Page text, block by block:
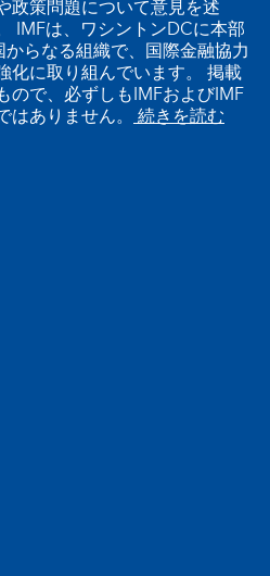
政策問題について意見を述
IMFは、ワシントンDCに本部
らなる組織で、国際金融協力
化に取り組んでいます。 掲載
ので、必ずしもIMFおよびIMF
ありません。 続きを読む